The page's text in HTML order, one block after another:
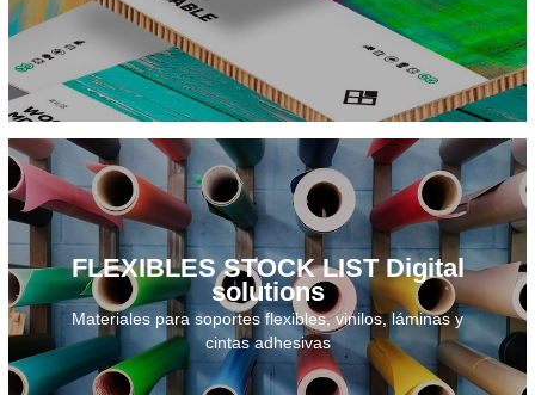
FLEXIBLES STOCK LIST Digital
solutions
Materiales para soportes flexibles, vinilos, láminas y
cintas adhesivas
Descarga el catálogo · 2026